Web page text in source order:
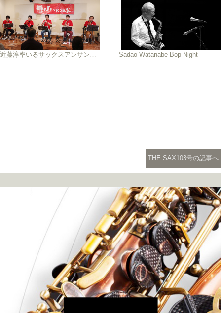
Sadao Watanabe Bop Night
THE SAX103号の記事へ